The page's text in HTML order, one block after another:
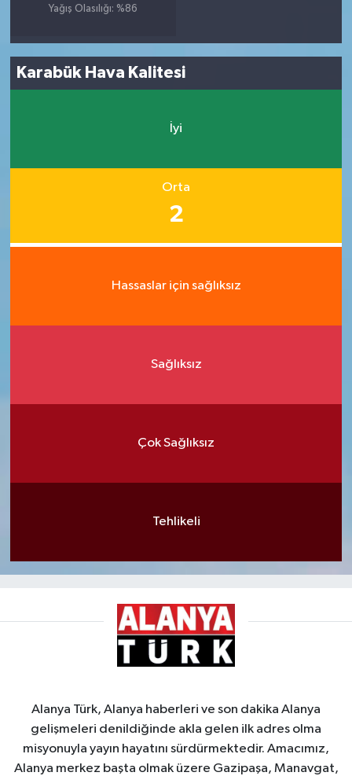
Yağış Olasılığı: %86
Karabük Hava Kalitesi
İyi
Orta
2
Hassaslar için sağlıksız
Sağlıksız
Çok Sağlıksız
Tehlikeli
Alanya Türk, Alanya haberleri ve son dakika Alanya
gelişmeleri denildiğinde akla gelen ilk adres olma
misyonuyla yayın hayatını sürdürmektedir. Amacımız,
Alanya merkez başta olmak üzere Gazipaşa, Manavgat,